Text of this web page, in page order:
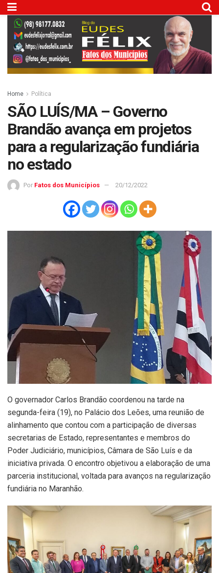
Home Política
SÃO LUÍS/MA – Governo
Brandão avança em projetos
para a regularização fundiária
no estado
Por Fatos dos Municípios 20/12/2022
O governador Carlos Brandão coordenou na tarde na
segunda-feira (19), no Palácio dos Leões, uma reunião de
alinhamento que contou com a participação de diversas
secretarias de Estado, representantes e membros do
Poder Judiciário, municípios, Câmara de São Luís e da
iniciativa privada. O encontro objetivou a elaboração de uma
parceria institucional, voltada para avanços na regularização
fundiária no Maranhão.